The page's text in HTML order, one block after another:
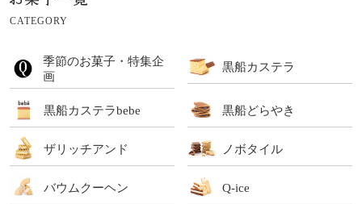
CATEGORY
季節のお菓子・特集企
画
黒船カステラ
黒船カステラbebe 黒船どらやき
ザリッチアンド ノボタイル
バウムクーヘン Q-ice